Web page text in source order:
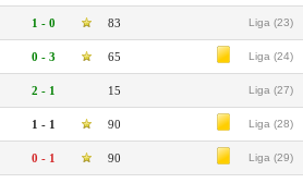
1 - 0 83 Liga (23)
0 - 3 65 Liga (24)
2 - 1 15 Liga (27)
1 - 1 90 Liga (28)
0 - 1 90 Liga (29)